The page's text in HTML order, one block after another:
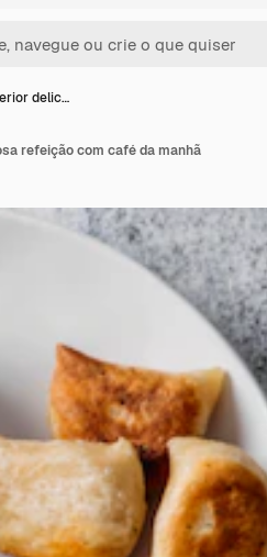
delic…
refeição com café da manhã